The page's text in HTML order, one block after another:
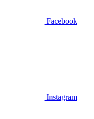
Facebook
Instagram